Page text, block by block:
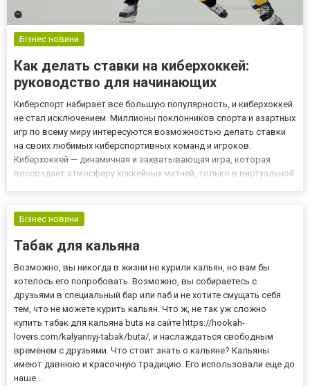
Бізнес новини
Как делать ставки на киберхоккей:
руководство для начинающих
Киберспорт набирает все большую популярность, и киберхоккей
не стал исключением. Миллионы поклонников спорта и азартных
игр по всему миру интересуются возможностью делать ставки
на своих любимых киберспортивных команд и игроков.
Киберхоккей — динамичная и захватывающая игра, которая
воссоздает атмосферу хоккейных матчей, только в виртуальной
Бізнес новини
Табак для кальяна
Возможно, вы никогда в жизни не курили кальян, но вам бы
хотелось его попробовать. Возможно, вы собираетесь с
друзьями в специальный бар или паб и не хотите смущать себя
тем, что не можете курить кальян. Что ж, не так уж сложно
купить табак для кальяна buta на сайте https://hookah-
lovers.com/kalyannyj-tabak/buta/, и наслаждаться свободным
временем с друзьями. Что стоит знать о кальяне? Кальяны
имеют давнюю и красочную традицию. Его использовали еще до
наше...